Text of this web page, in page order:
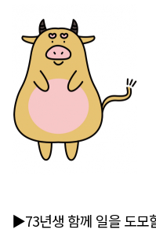
▶73년생 함께 일을 도모